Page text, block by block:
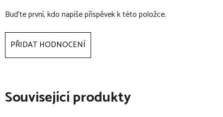
Buďte první, kdo napíše příspěvek k této položce.
PŘIDAT HODNOCENÍ
Související produkty